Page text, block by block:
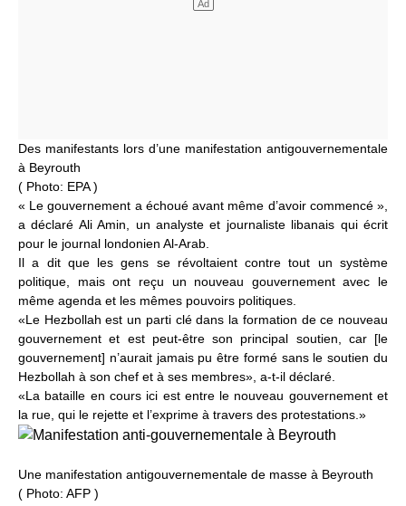
Des manifestants lors d’une manifestation antigouvernementale
à Beyrouth
( Photo: EPA)
« Le gouvernement a échoué avant même d’avoir commencé »,
a déclaré Ali Amin, un analyste et journaliste libanais qui écrit
pour le journal londonien Al-Arab.
Il a dit que les gens se révoltaient contre tout un système
politique, mais ont reçu un nouveau gouvernement avec le
même agenda et les mêmes pouvoirs politiques.
«Le Hezbollah est un parti clé dans la formation de ce nouveau
gouvernement et est peut-être son principal soutien, car [le
gouvernement] n’aurait jamais pu être formé sans le soutien du
Hezbollah à son chef et à ses membres», a-t-il déclaré.
«La bataille en cours ici est entre le nouveau gouvernement et
la rue, qui le rejette et l’exprime à travers des protestations.»
Une manifestation antigouvernementale de masse à Beyrouth
( Photo: AFP )